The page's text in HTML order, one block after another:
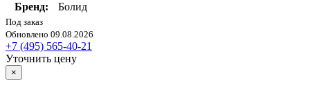
Бренд:
Болид
Под заказ
Обновлено 09.08.2026
+7 (495) 565-40-21
Уточнить цену
×